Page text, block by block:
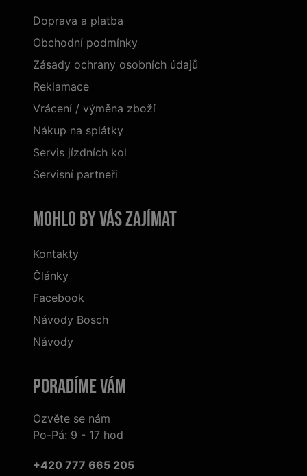
Doprava a platba
Obchodní podmínky
Zásady ochrany osobních údajů
Reklamace
Vrácení / výměna zboží
Nákup na splátky
Servis jízdních kol
Servisní partneři
Mohlo by vás zajímat
Kontakty
Články
Facebook
Návody Bosch
Návody
Poradíme Vám
Ozvěte se nám
Po-Pá: 9 - 17 hod
+420 777 665 205